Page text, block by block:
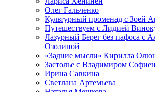
Олег Гальченко
Культурный променад с Зоей
Путешествуем с Лидией
Лазурный Берег без пафоса с
Озолиной
«Задние мысли» Кирилла
Застолье с Владимиром
Ирина Савкина
Светлана Артемьева